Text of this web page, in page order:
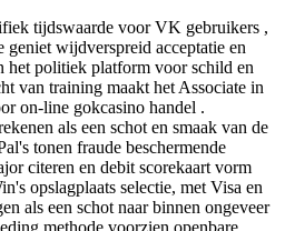
tijdswaarde voor VK gebruikers ,
geniet wijdverspreid acceptatie en
het politiek platform voor schild en
van training maakt het Associate in
on-line gokcasino handel .
als een schot en smaak van de
tonen fraude beschermende
citeren en debit scorekaart vorm
opslagplaats selectie, met Visa en
als een schot naar binnen ongeveer
methode voorzien openbare